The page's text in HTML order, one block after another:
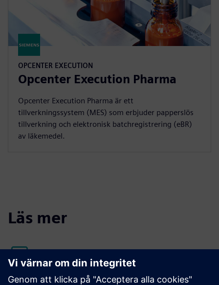
OPCENTER EXECUTION
Opcenter Execution Pharma
Opcenter Execution Pharma är ett
tillverkningssystem (MES) som erbjuder papperslös
tillverkning och elektronisk batchregistrering (eBR)
av läkemedel.
Läs mer
Siemens Xcelerator Marketplace